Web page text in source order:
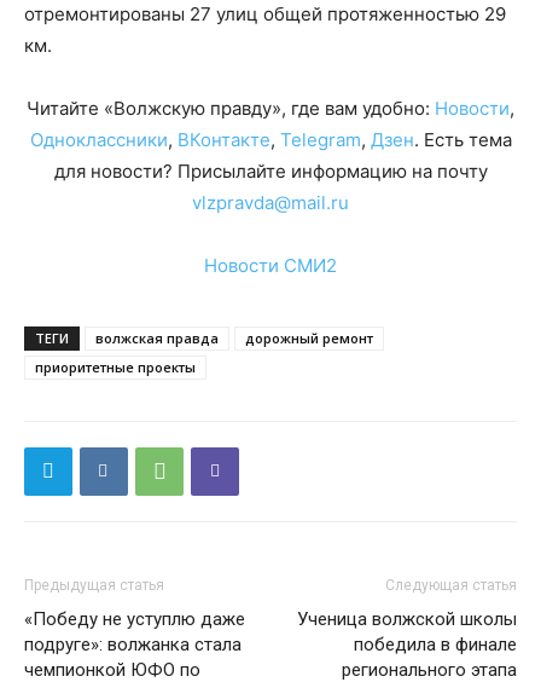
отремонтированы 27 улиц общей протяженностью 29
км.
Читайте «Волжскую правду», где вам удобно: Новости,
Одноклассники, ВКонтакте, Telegram, Дзен. Есть тема
для новости? Присылайте информацию на почту
vlzpravda@mail.ru
Новости СМИ2
ТЕГИ волжская правда
дорожный ремонт
приоритетные проекты
Предыдущая статья
«Победу не уступлю даже
подруге»: волжанка стала
чемпионкой ЮФО по
Следующая статья
Ученица волжской школы
победила в финале
регионального этапа